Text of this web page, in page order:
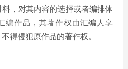
，对其内容的选择或者编排体
编作品，其著作权由汇编人享
得侵犯原作品的著作权。